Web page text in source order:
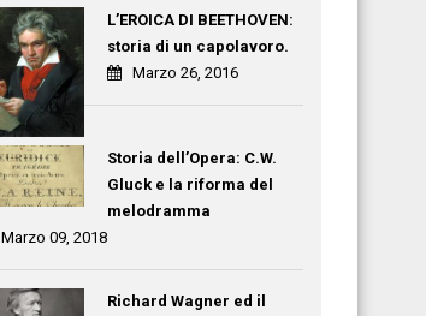
L’EROICA DI BEETHOVEN:
storia di un capolavoro.
Marzo 26, 2016
Storia dell’Opera: C.W.
Gluck e la riforma del
melodramma
Marzo 09, 2018
Richard Wagner ed il